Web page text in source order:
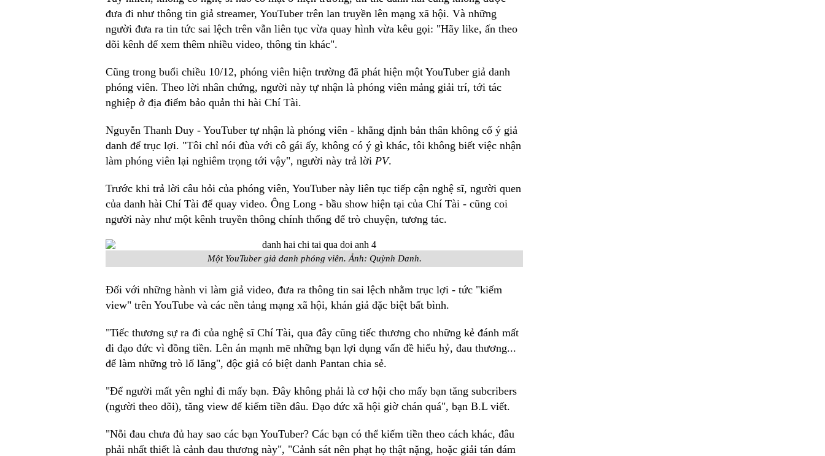
đưa đi như thông tin giả streamer, YouTuber trên lan truyền lên mạng xã hội. Và những
người đưa ra tin tức sai lệch trên vẫn liên tục vừa quay hình vừa kêu gọi: "Hãy like, ấn theo
dõi kênh để xem thêm nhiều video, thông tin khác".
Cũng trong buổi chiều 10/12, phóng viên hiện trường đã phát hiện một YouTuber giả danh
phóng viên. Theo lời nhân chứng, người này tự nhận là phóng viên mảng giải trí, tới tác
nghiệp ở địa điểm bảo quản thi hài Chí Tài.
Nguyễn Thanh Duy - YouTuber tự nhận là phóng viên - khẳng định bản thân không cố ý giả
danh để trục lợi. "Tôi chỉ nói đùa với cô gái ấy, không có ý gì khác, tôi không biết việc nhận
làm phóng viên lại nghiêm trọng tới vậy", người này trả lời PV.
Trước khi trả lời câu hỏi của phóng viên, YouTuber này liên tục tiếp cận nghệ sĩ, người quen
của danh hài Chí Tài để quay video. Ông Long - bầu show hiện tại của Chí Tài - cũng coi
người này như một kênh truyền thông chính thống để trò chuyện, tương tác.
Một YouTuber giả danh phóng viên. Ảnh: Quỳnh Danh.
Đối với những hành vi làm giả video, đưa ra thông tin sai lệch nhằm trục lợi - tức "kiếm
view" trên YouTube và các nền tảng mạng xã hội, khán giả đặc biệt bất bình.
"Tiếc thương sự ra đi của nghệ sĩ Chí Tài, qua đây cũng tiếc thương cho những kẻ đánh mất
đi đạo đức vì đồng tiền. Lên án mạnh mẽ những bạn lợi dụng vấn đề hiếu hỷ, đau thương...
để làm những trò lố lăng", độc giả có biệt danh Pantan chia sẻ.
"Để người mất yên nghỉ đi mấy bạn. Đây không phải là cơ hội cho mấy bạn tăng subcribers
(người theo dõi), tăng view để kiếm tiền đâu. Đạo đức xã hội giờ chán quá", bạn B.L viết.
"Nỗi đau chưa đủ hay sao các bạn YouTuber? Các bạn có thể kiếm tiền theo cách khác, đâu
phải nhất thiết là cảnh đau thương này", "Cảnh sát nên phạt họ thật nặng, hoặc giải tán đám